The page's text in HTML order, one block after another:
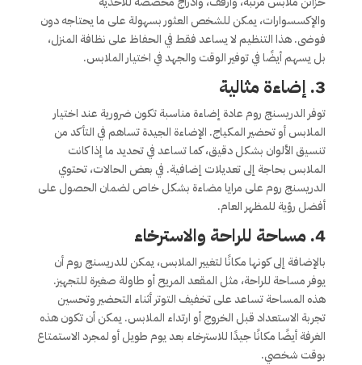
والإكسسوارات، يمكن للشخص العثور بسهولة على ما يحتاجه دون
فوضى. هذا التنظيم لا يساعد فقط في الحفاظ على نظافة المنزل،
بل يسهم أيضًا في توفير الوقت والجهد في اختيار الملابس.
3. إضاءة مثالية
توفر الدريسنج روم عادة إضاءة مناسبة تكون ضرورية عند اختيار
الملابس أو تحضير المكياج. الإضاءة الجيدة تساهم في التأكد من
تنسيق الألوان بشكل دقيق، كما تساعد في تحديد ما إذا كانت
الملابس بحاجة إلى تعديلات إضافية. في بعض الحالات، تحتوي
الدريسنج روم على مرايا مضاءة بشكل خاص لضمان الحصول على
أفضل رؤية للمظهر العام.
4. مساحة للراحة والاسترخاء
بالإضافة إلى كونها مكانًا لتغيير الملابس، يمكن للدريسنج روم أن
يوفر مساحة للراحة، مثل المقعد المريح أو طاولة صغيرة للتجهيز.
هذه المساحة تساعد على تخفيف التوتر أثناء التحضير وتحسين
تجربة الاستعداد قبل الخروج أو ارتداء الملابس. يمكن أن تكون هذه
الغرفة أيضًا مكانًا جيدًا للاسترخاء بعد يوم طويل أو لمجرد الاستمتاع
بوقت شخصي.